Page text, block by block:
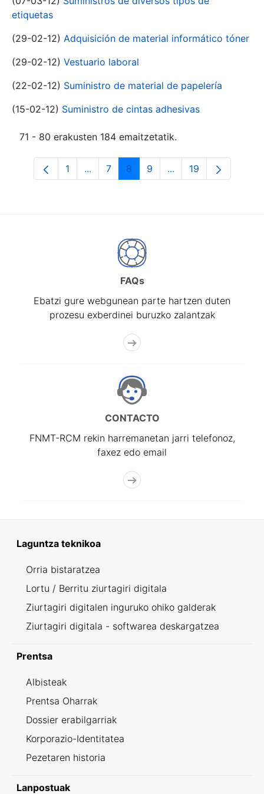
etiquetas
(29-02-12) Adquisición de material informático tóner
(29-02-12) Vestuario laboral
(22-02-12) Suministro de material de papelería
(15-02-12) Suministro de cintas adhesivas
71 - 80 erakusten 184 emaitzetatik.
Orrialdea
1 ...Intermediate Pages Use TAB to
Orrialdea
7 Orrialdea
8 Orrialdea
9 ...Intermediate Pages
Orrialdea
19
FAQs
Ebatzi gure webgunean parte hartzen duten
prozesu exberdinei buruzko zalantzak
CONTACTO
FNMT-RCM rekin harremanetan jarri telefonoz,
faxez edo email
Laguntza teknikoa
Orria bistaratzea
Lortu / Berritu ziurtagiri digitala
Ziurtagiri digitalen inguruko ohiko galderak
Ziurtagiri digitala - softwarea deskargatzea
Prentsa
Albisteak
Prentsa Oharrak
Dossier erabilgarriak
Korporazio-Identitatea
Pezetaren historia
Lanpostuak